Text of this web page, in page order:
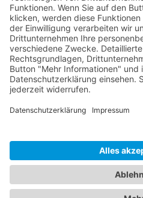
Social Media
Rechtliches